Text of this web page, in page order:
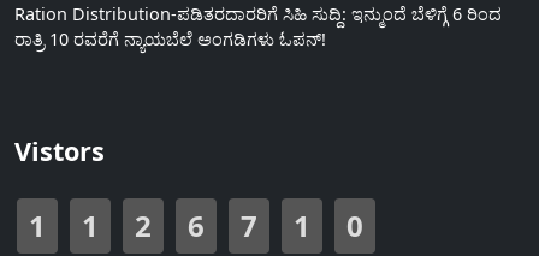
Ration Distribution-ಪಡಿತರದಾರರಿಗೆ ಸಿಹಿ ಸುದ್ದಿ: ಇನ್ಮುಂದೆ ಬೆಳಿಗ್ಗೆ 6 ರಿಂದ
ರಾತ್ರಿ 10 ರವರೆಗೆ ನ್ಯಾಯಬೆಲೆ ಅಂಗಡಿಗಳು ಓಪನ್!
Vistors
1 1 2 6 7 1 0